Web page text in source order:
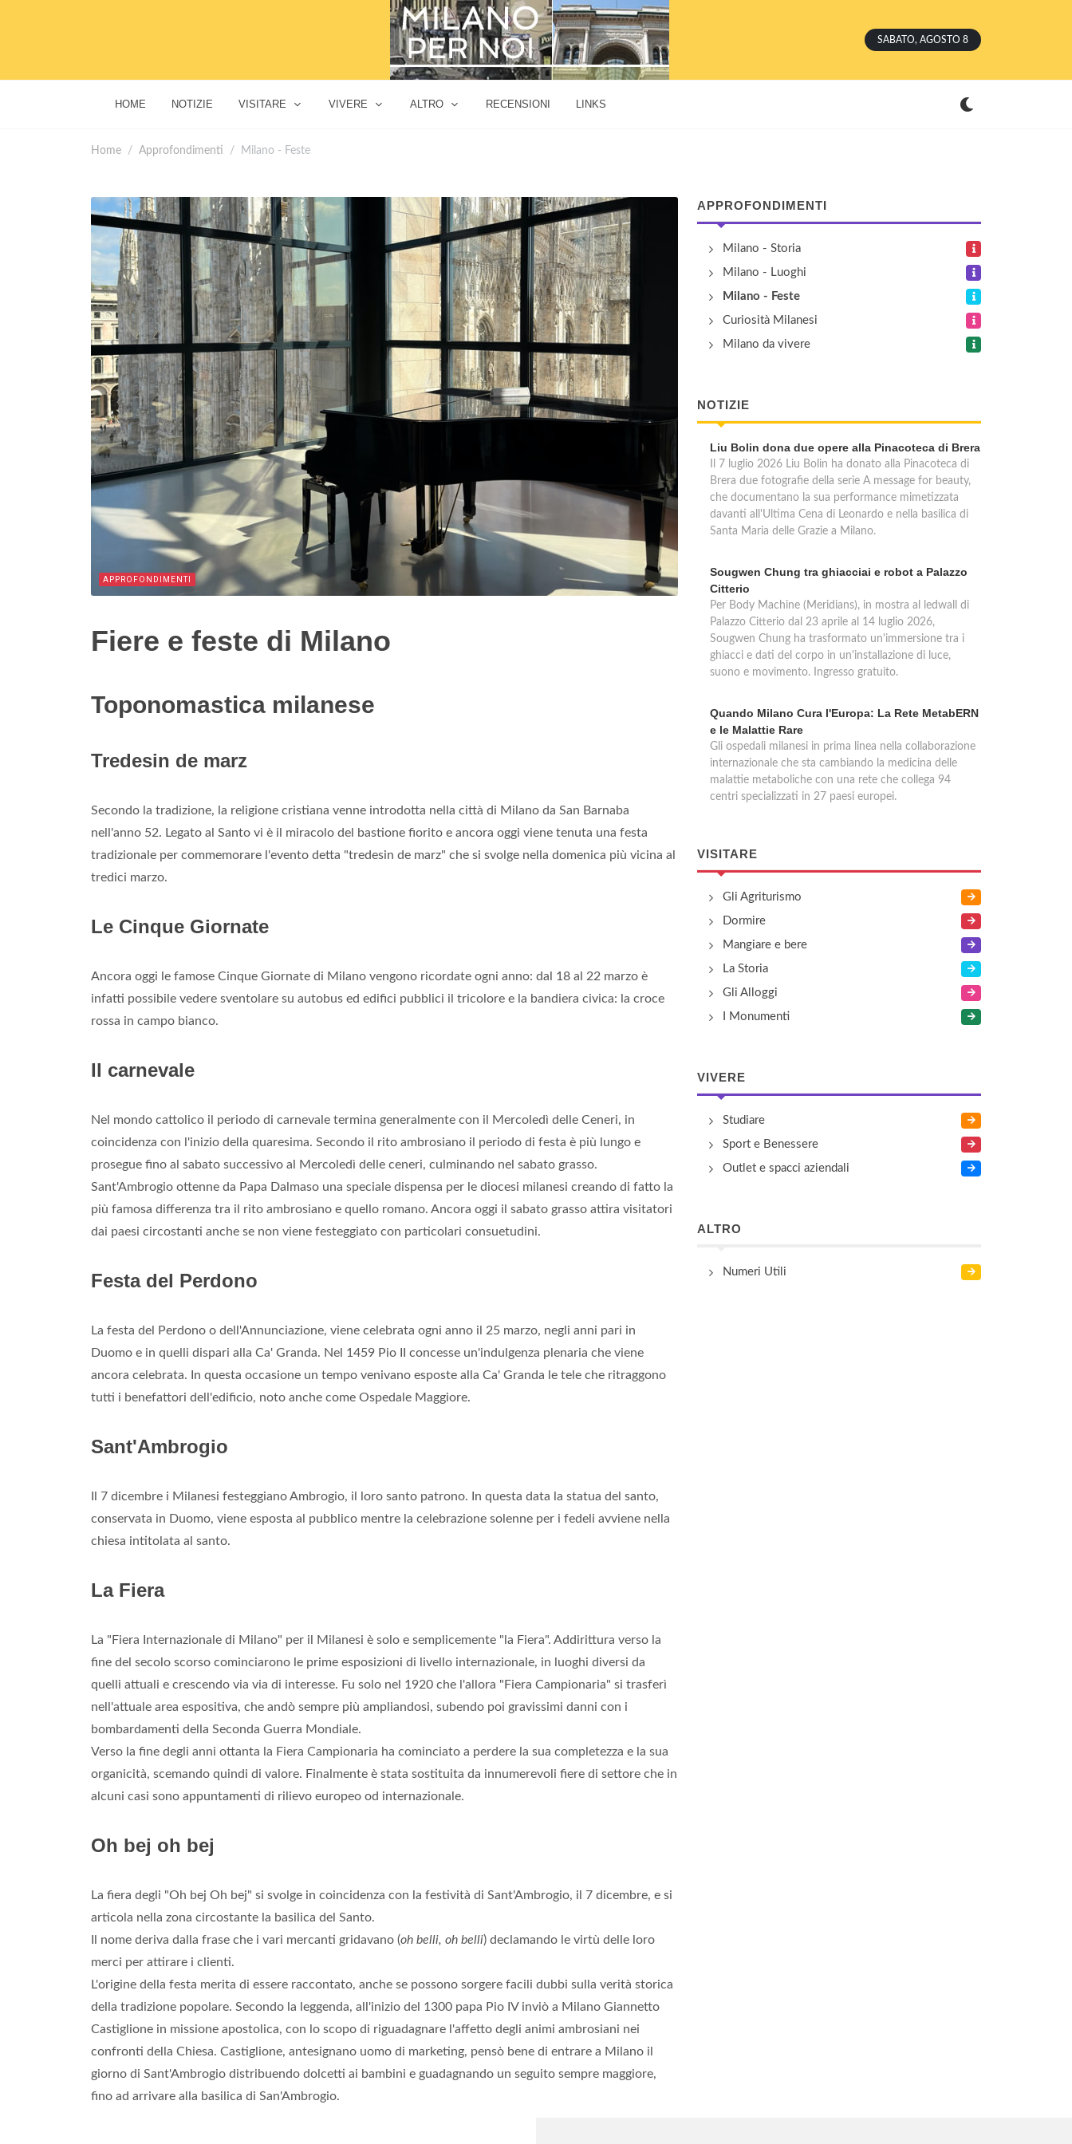
SABATO, AGOSTO 8
HOME NOTIZIE VISITARE VIVERE ALTRO RECENSIONI LINKS
Home Approfondimenti Milano - Feste
APPROFONDIMENTI
Fiere e feste di Milano
Toponomastica milanese
Tredesin de marz
Secondo la tradizione, la religione cristiana venne introdotta nella città di Milano da San Barnaba
nell'anno 52. Legato al Santo vi è il miracolo del bastione fiorito e ancora oggi viene tenuta una festa
tradizionale per commemorare l'evento detta "tredesin de marz" che si svolge nella domenica più vicina al
tredici marzo.
Le Cinque Giornate
Ancora oggi le famose Cinque Giornate di Milano vengono ricordate ogni anno: dal 18 al 22 marzo è
infatti possibile vedere sventolare su autobus ed edifici pubblici il tricolore e la bandiera civica: la croce
rossa in campo bianco.
Il carnevale
Nel mondo cattolico il periodo di carnevale termina generalmente con il Mercoledì delle Ceneri, in
coincidenza con l'inizio della quaresima. Secondo il rito ambrosiano il periodo di festa è più lungo e
prosegue fino al sabato successivo al Mercoledì delle ceneri, culminando nel sabato grasso.
Sant'Ambrogio ottenne da Papa Dalmaso una speciale dispensa per le diocesi milanesi creando di fatto la
più famosa differenza tra il rito ambrosiano e quello romano. Ancora oggi il sabato grasso attira visitatori
dai paesi circostanti anche se non viene festeggiato con particolari consuetudini.
Festa del Perdono
La festa del Perdono o dell'Annunciazione, viene celebrata ogni anno il 25 marzo, negli anni pari in
Duomo e in quelli dispari alla Ca' Granda. Nel 1459 Pio II concesse un'indulgenza plenaria che viene
ancora celebrata. In questa occasione un tempo venivano esposte alla Ca' Granda le tele che ritraggono
tutti i benefattori dell'edificio, noto anche come Ospedale Maggiore.
Sant'Ambrogio
Il 7 dicembre i Milanesi festeggiano Ambrogio, il loro santo patrono. In questa data la statua del santo,
conservata in Duomo, viene esposta al pubblico mentre la celebrazione solenne per i fedeli avviene nella
chiesa intitolata al santo.
La Fiera
La "Fiera Internazionale di Milano" per il Milanesi è solo e semplicemente "la Fiera". Addirittura verso la
fine del secolo scorso cominciarono le prime esposizioni di livello internazionale, in luoghi diversi da
quelli attuali e crescendo via via di interesse. Fu solo nel 1920 che l'allora "Fiera Campionaria" si trasferì
nell'attuale area espositiva, che andò sempre più ampliandosi, subendo poi gravissimi danni con i
bombardamenti della Seconda Guerra Mondiale.
Verso la fine degli anni ottanta la Fiera Campionaria ha cominciato a perdere la sua completezza e la sua
organicità, scemando quindi di valore. Finalmente è stata sostituita da innumerevoli fiere di settore che in
alcuni casi sono appuntamenti di rilievo europeo od internazionale.
Oh bej oh bej
La fiera degli "Oh bej Oh bej" si svolge in coincidenza con la festività di Sant'Ambrogio, il 7 dicembre, e si
articola nella zona circostante la basilica del Santo.
Il nome deriva dalla frase che i vari mercanti gridavano (oh belli, oh belli) declamando le virtù delle loro
merci per attirare i clienti.
L'origine della festa merita di essere raccontato, anche se possono sorgere facili dubbi sulla verità storica
della tradizione popolare. Secondo la leggenda, all'inizio del 1300 papa Pio IV inviò a Milano Giannetto
Castiglione in missione apostolica, con lo scopo di riguadagnare l'affetto degli animi ambrosiani nei
confronti della Chiesa. Castiglione, antesignano uomo di marketing, pensò bene di entrare a Milano il
giorno di Sant'Ambrogio distribuendo dolcetti ai bambini e guadagnando un seguito sempre maggiore,
fino ad arrivare alla basilica di San'Ambrogio.
APPROFONDIMENTI
Milano - Storia
Milano - Luoghi
Milano - Feste
Curiosità Milanesi
Milano da vivere
NOTIZIE
Liu Bolin dona due opere alla Pinacoteca di Brera
Il 7 luglio 2026 Liu Bolin ha donato alla Pinacoteca di
Brera due fotografie della serie A message for beauty,
che documentano la sua performance mimetizzata
davanti all'Ultima Cena di Leonardo e nella basilica di
Santa Maria delle Grazie a Milano.
Sougwen Chung tra ghiacciai e robot a Palazzo
Citterio
Per Body Machine (Meridians), in mostra al ledwall di
Palazzo Citterio dal 23 aprile al 14 luglio 2026,
Sougwen Chung ha trasformato un'immersione tra i
ghiacci e dati del corpo in un'installazione di luce,
suono e movimento. Ingresso gratuito.
Quando Milano Cura l'Europa: La Rete MetabERN
e le Malattie Rare
Gli ospedali milanesi in prima linea nella collaborazione
internazionale che sta cambiando la medicina delle
malattie metaboliche con una rete che collega 94
centri specializzati in 27 paesi europei.
VISITARE
Gli Agriturismo
Dormire
Mangiare e bere
La Storia
Gli Alloggi
I Monumenti
VIVERE
Studiare
Sport e Benessere
Outlet e spacci aziendali
ALTRO
Numeri Utili